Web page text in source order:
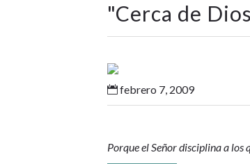
"Cerca de Dios
 febrero 7, 2009
Porque el Señor disciplina a los